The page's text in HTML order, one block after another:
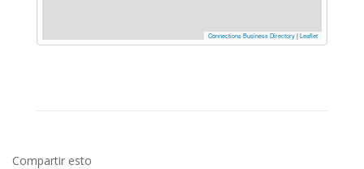
Connections Business Directory|Leaflet
Compartir esto